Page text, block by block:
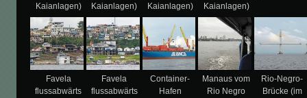
Kaianlagen)
Kaianlagen)
Kaianlagen)
Kaianlagen)
Favela
flussabwärts
Favela
flussabwärts
Container-
Hafen
Manaus vom
Rio Negro
Rio-Negro-
Brücke (im